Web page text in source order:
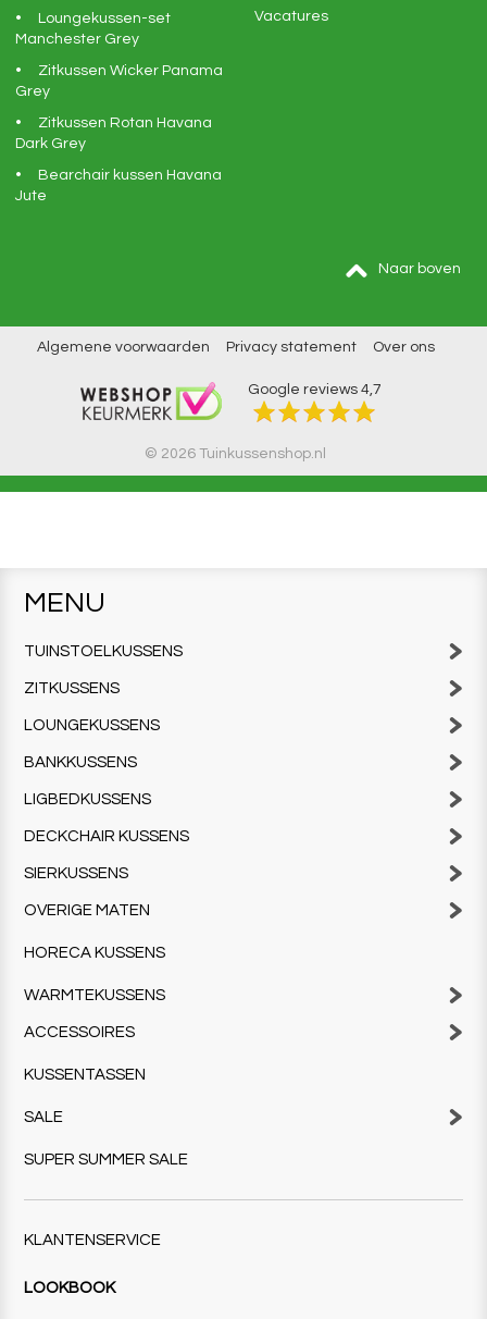
Loungekussen-set
Manchester Grey
Zitkussen Wicker Panama
Grey
Zitkussen Rotan Havana
Dark Grey
Bearchair kussen Havana
Jute
Vacatures
Naar boven
Algemene voorwaarden Privacy statement Over ons
Google reviews 4,7
© 2026 Tuinkussenshop.nl
MENU
TUINSTOELKUSSENS
ZITKUSSENS
LOUNGEKUSSENS
BANKKUSSENS
LIGBEDKUSSENS
DECKCHAIR KUSSENS
SIERKUSSENS
OVERIGE MATEN
HORECA KUSSENS
WARMTEKUSSENS
ACCESSOIRES
KUSSENTASSEN
SALE
SUPER SUMMER SALE
KLANTENSERVICE
LOOKBOOK